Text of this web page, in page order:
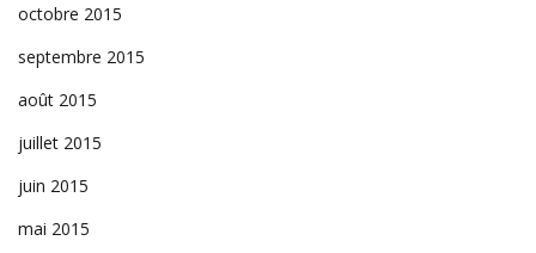
octobre 2015
septembre 2015
août 2015
juillet 2015
juin 2015
mai 2015